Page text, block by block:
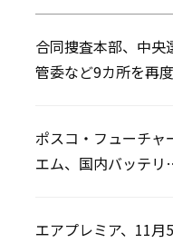
合同捜査本部、中央
管委など9カ所を再
ポスコ・フューチャ
エム、国内バッテリ
エアプレミア、11月